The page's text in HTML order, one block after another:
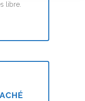
libre.